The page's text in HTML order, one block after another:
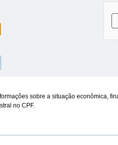
sobre a situação econômica,
no CPF.